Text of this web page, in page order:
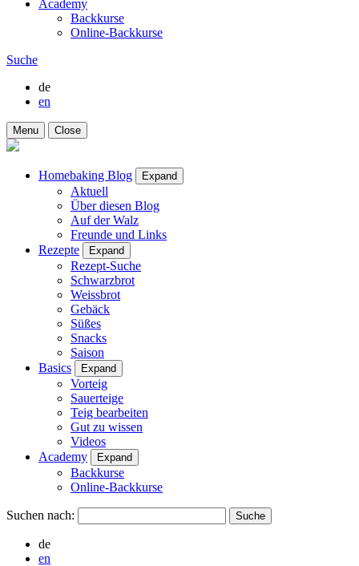
Academy
Backkurse
Online-Backkurse
Suche
de
en
Menu Close
Homebaking Blog Expand
Aktuell
Über diesen Blog
Auf der Walz
Freunde und Links
Rezepte
Expand
Rezept-Suche
Schwarzbrot
Weissbrot
Gebäck
Süßes
Snacks
Saison
Basics
Expand
Vorteig
Sauerteige
Teig bearbeiten
Gut zu wissen
Videos
Academy
Expand
Backkurse
Online-Backkurse
Suchen nach:
de
en